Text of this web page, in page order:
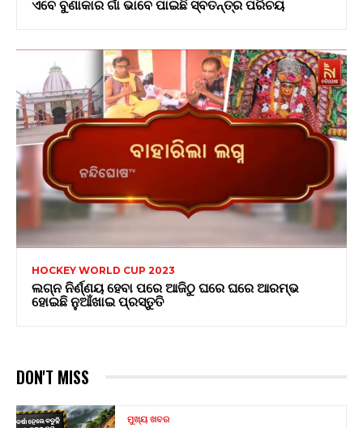
ଏବେ ବୁଣାକାର ଗାଁ ଭାବେ ପାଇଛି ସ୍ବତନ୍ତ୍ର ପରିଚୟ
HOCKEY WORLD CUP 2023
ଲଗ୍ନ ନିର୍ଣ୍ଣୟ ହେବା ପରେ ଆଜିଠୁ ଘରେ ଘରେ ଆରମ୍ଭ
ହୋଇଛି ନୁଆଁଖାଇ ପ୍ରସ୍ତୁତି
DON'T MISS
ମୁଖ୍ୟ ଖବର